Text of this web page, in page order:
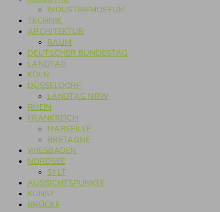
INDUSTRIEMUSEUM
TECHNIK
ARCHITEKTUR
RAUM
DEUTSCHER BUNDESTAG
LANDTAG
KÖLN
DÜSSELDORF
LANDTAG NRW
RHEIN
FRANKREICH
MARSEILLE
BRETAGNE
WIESBADEN
NORDSEE
SYLT
AUSSICHTSPUNKTE
KUNST
BRÜCKE